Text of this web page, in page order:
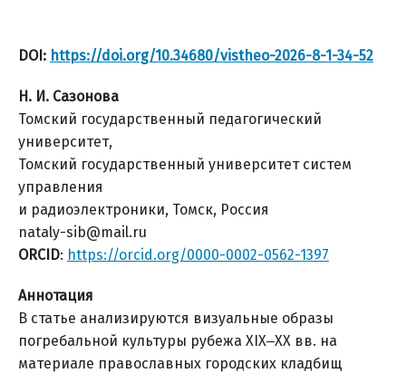
DOI: https://doi.org/10.34680/vistheo-2026-8-1-34-52
Н. И. Сазонова
Томский государственный педагогический
университет,
Томский государственный университет систем
управления
и радиоэлектроники, Томск, Россия
nataly-sib@mail.ru
ORCID: https://orcid.org/0000-0002-0562-1397
Аннотация
В статье анализируются визуальные образы
погребальной культуры рубежа XIX‒XX вв. на
материале православных городских кладбищ